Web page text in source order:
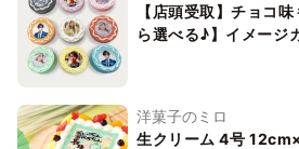
【店頭受取】チョコ
ら選べる♪】イメージ
写真ケーキ ライン 3
洋菓子のミロ
生クリーム 4号 12cm×12cm 敬老の日